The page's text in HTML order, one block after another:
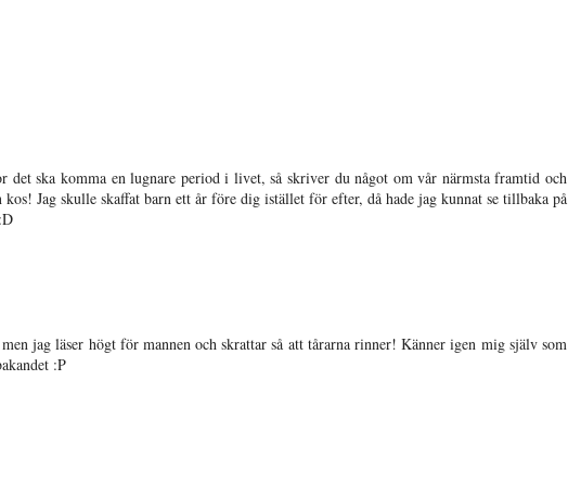
ska komma en lugnare period i livet, så skriver du något om vår närmsta framtid och
Jag skulle skaffat barn ett år före dig istället för efter, då hade jag kunnat se tillbaka på
jag läser högt för mannen och skrattar så att tårarna rinner! Känner igen mig själv som
:P